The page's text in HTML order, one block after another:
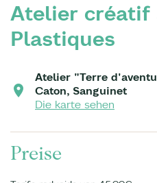
Atelier
Plastiques
Atelier "Terre
Caton, Sanguinet
Die karte sehen
Preise